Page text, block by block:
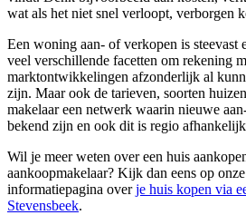
wat als het niet snel verloopt, verborgen
Een woning aan- of verkopen is steevast
veel verschillende facetten om rekening
marktontwikkelingen afzonderlijk al
zijn. Maar ook de tarieven, soorten
makelaar een netwerk waarin nieuwe
bekend zijn en ook dit is regio
Wil je meer weten over een huis
aankoopmakelaar? Kijk dan eens op
informatiepagina overje huis kopen via
Stevensbeek.